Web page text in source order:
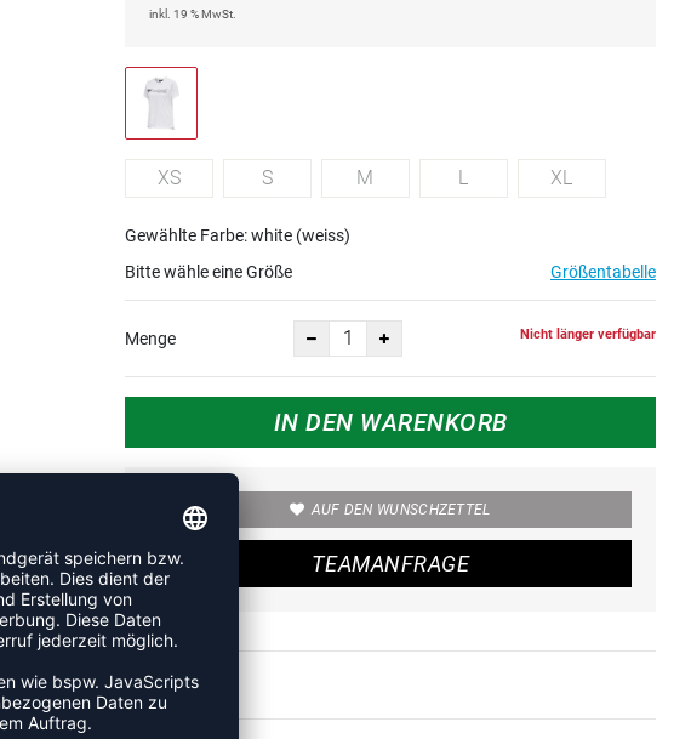
inkl. 19 % MwSt.
XS S M L XL
Gewählte Farbe: white (weiss)
Bitte wähle eine Größe
Größentabelle
Menge Nicht länger verfügbar
IN DEN WARENKORB
AUF DEN WUNSCHZETTEL
TEAMANFRAGE